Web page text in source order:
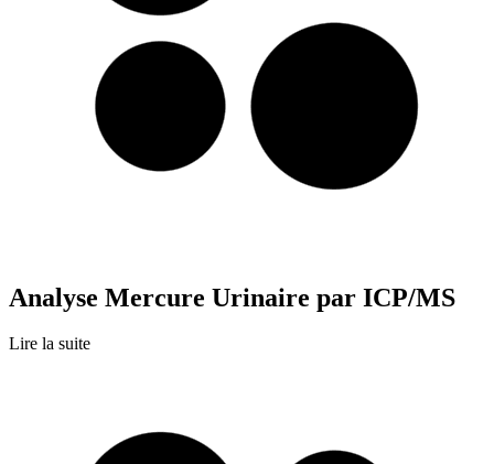
Analyse Mercure Urinaire par ICP/MS
Lire la suite